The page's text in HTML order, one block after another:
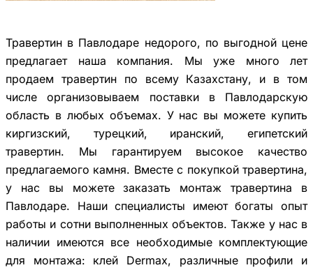
Травертин в Павлодаре недорого, по выгодной цене
предлагает наша компания. Мы уже много лет
продаем травертин по всему Казахстану, и в том
числе организовываем поставки в Павлодарскую
область в любых объемах. У нас вы можете купить
киргизский, турецкий, иранский, египетский
травертин. Мы гарантируем высокое качество
предлагаемого камня. Вместе с покупкой травертина,
у нас вы можете заказать монтаж травертина в
Павлодаре. Наши специалисты имеют богаты опыт
работы и сотни выполненных объектов. Также у нас в
наличии имеются все необходимые комплектующие
для монтажа: клей Dermax, различные профили и